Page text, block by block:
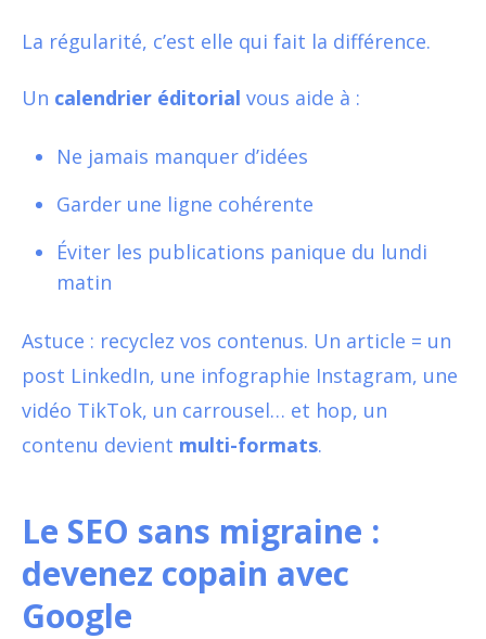
La régularité, c’est elle qui fait la différence.
Un calendrier éditorial vous aide à :
Ne jamais manquer d’idées
Garder une ligne cohérente
Éviter les publications panique du lundi
matin
Astuce : recyclez vos contenus. Un article = un
post LinkedIn, une infographie Instagram, une
vidéo TikTok, un carrousel… et hop, un
contenu devient multi-formats.
Le SEO sans migraine :
devenez copain avec
Google